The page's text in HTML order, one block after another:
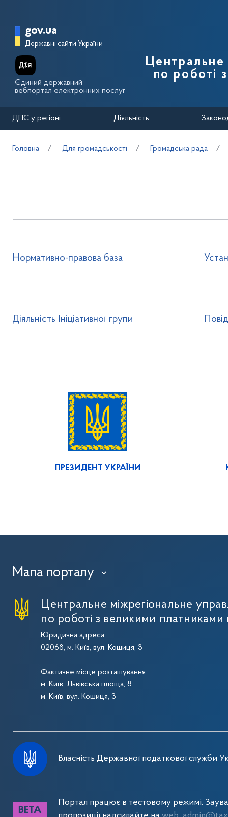
Головна сторінка Державної
gov.ua
Державні сайти України
Єдиний державний
вебпортал електронних послуг
Центральне
по роботі
ДПС у регіоні Діяльність
Головна Для громадськості Громадська рада
Нормативно-правова база
Діяльність Ініціативної групи
ПРЕЗИДЕНТ УКРАЇНИ
Мапа порталу ›
Центральне міжрегіональне
по роботі з великими платниками
Юридична адреса:
02068, м. Київ, вул. Кошиця, 3
Фактичне місце розташування:
м. Київ, Львівська площа, 8
м. Київ, вул. Кошиця, 3
Власність Державної податкової служби
Портал працює в тестовому режимі.